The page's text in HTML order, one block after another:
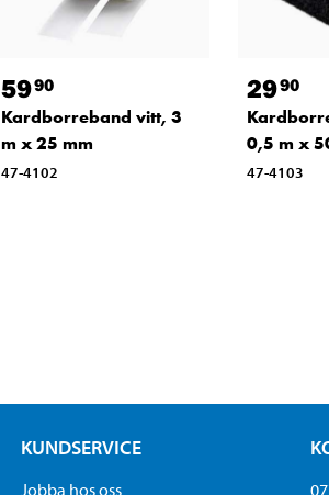
5990
Kardborreband vitt, 3
m x 25 mm
47-4102
2990
0,5 m x
47-4103
KUNDSERVICE
Jobba hos oss